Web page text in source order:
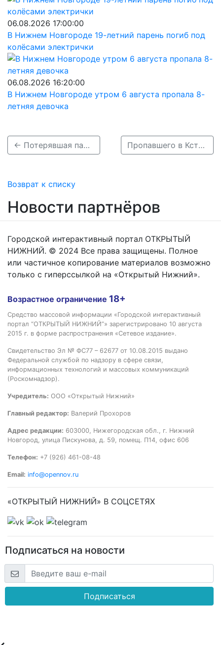
06.08.2026 17:00:00
В Нижнем Новгороде 19-летний парень погиб под
колёсами электрички
06.08.2026 16:20:00
В Нижнем Новгороде утром 6 августа пропала 8-
летняя девочка
← Потерявшая память пенсионерка пропала в Нижегородской области Пропавшего в Кстовском районе Юрия Белоногова нашли после ночи поисков →
Возврат к списку
Новости партнёров
Городской интерактивный портал ОТКРЫТЫЙ
НИЖНИЙ. © 2024 Все права защищены. Полное
или частичное копирование материалов возможно
только с гиперссылкой на «Открытый Нижний».
Возрастное ограничение 18+
Средство массовой информации «Городской интерактивный
портал “ОТКРЫТЫЙ НИЖНИЙ”» зарегистрировано 10 августа
2015 г. в форме распространения «Сетевое издание».
Свидетельство Эл № ФС77 – 62677 от 10.08.2015 выдано
Федеральной службой по надзору в сфере связи,
информационных технологий и массовых коммуникаций
(Роскомнадзор).
Учредитель: ООО «Открытый Нижний»
Главный редактор: Валерий Прохоров
Адрес редакции: 603000, Нижегородская обл., г. Нижний
Новгород, улица Пискунова, д. 59, помещ. П14, офис 606
Телефон: +7 (926) 461-08-48
Email: info@opennov.ru
«ОТКРЫТЫЙ НИЖНИЙ» В СОЦСЕТЯХ
Подписаться на новости
Подписаться